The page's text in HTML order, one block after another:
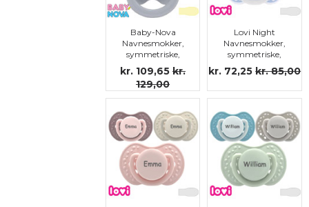
Baby-Nova
Navnesmokker,
symmetriske,
kr. 109,65 kr.
129,00
Lovi Night
Navnesmokker,
symmetriske,
silikon str.3
kr. 72,25 kr. 85,00